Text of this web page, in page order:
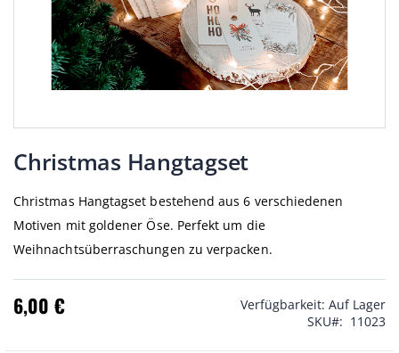
Anfang
der
springen
Christmas Hangtagset
Christmas Hangtagset bestehend aus 6 verschiedenen
Motiven mit goldener Öse. Perfekt um die
Weihnachtsüberraschungen zu verpacken.
6,00 € Verfügbarkeit: Auf Lager
SKU
11023